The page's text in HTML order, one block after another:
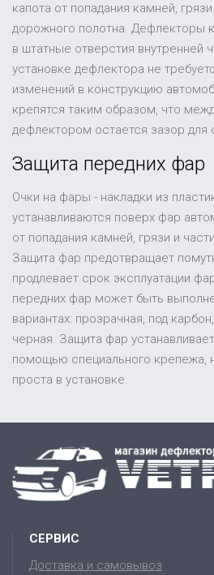
капота от попадания камней,
дорожного полотна. Дефлекторы
в штатные отверстия внутренней
установке дефлектора не
изменений в конструкцию
крепятся таким образом, что
дефлектором остается зазор для
Защита передних фар
Очки на фары - накладки из
устанавливаются поверх фар
от попадания камней, грязи и
Защита фар предотвращает
продлевает срок эксплуатации
передних фар может быть
вариантах: прозрачная, под
черная. Защита фар
помощью специального крепежа,
проста в установке.
СЕРВИС
Доставка и самовывоз